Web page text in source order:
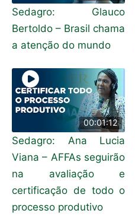
Sedagro: Glauco
Bertoldo – Brasil chama
a atenção do mundo
00:01:12
Sedagro: Ana Lucia
Viana – AFFAs seguirão
na avaliação e
certificação de todo o
processo produtivo